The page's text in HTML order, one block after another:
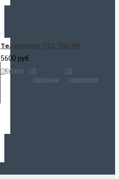
Телевизор TCL 75C7K
5600 руб.
Купить
В
закладки
В
сравнение